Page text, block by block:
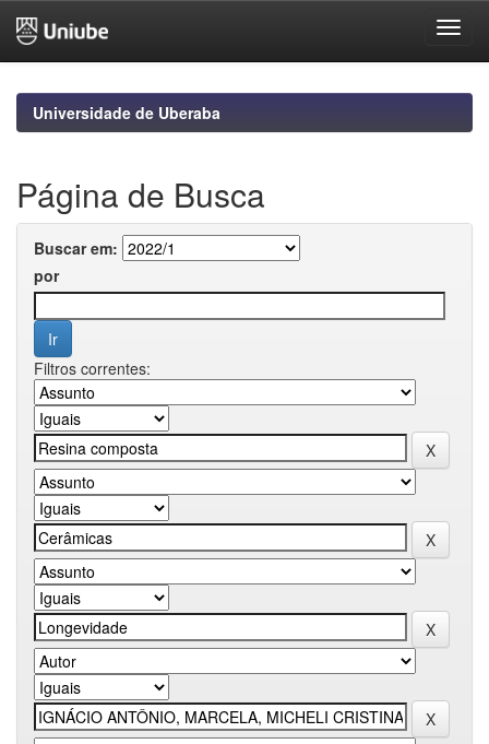
navigationUniversidade de Uberaba
Página de Busca
Buscar em:
por
Filtros correntes: